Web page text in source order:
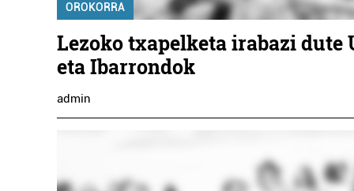
OROKORRA
Lezoko txapelketa irabazi dute
eta Ibarrondok
admin